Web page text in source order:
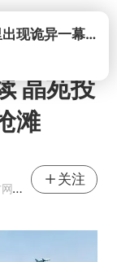
打开
晶苑投
滩
号
关注